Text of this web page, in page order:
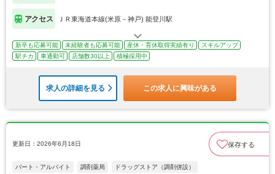
アクセス ＪＲ東海道本線(米原－神戸) 能登川駅
新卒も応募可能 未経験者も応募可能 産休・育休取得実績有り
スキルアップ
駅チカ
車通勤可 店舗数30以上 積極採用中
求人の詳細を見る この求人に興味がある
更新日：2026年6月18日 保存する
パート・アルバイト 調剤薬局 ドラッグストア（調剤併設）